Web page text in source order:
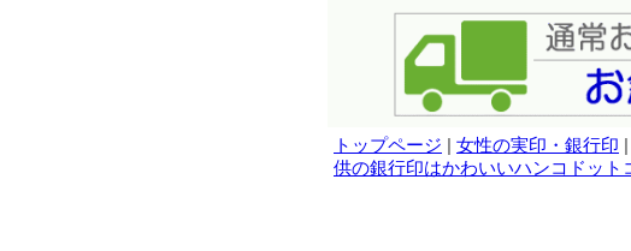
トップページ | 女性の実印・銀行印 |
供の銀行印はかわいいハンコドット